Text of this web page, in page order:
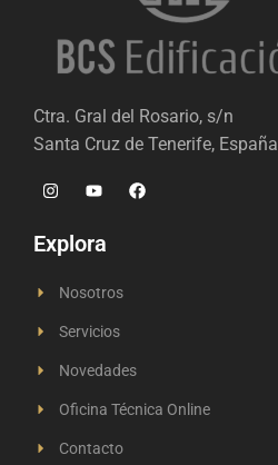
Ctra. Gral del Rosario, s/n
Santa Cruz de Tenerife, España
Explora
Nosotros
Servicios
Novedades
Oficina Técnica Online
Contacto